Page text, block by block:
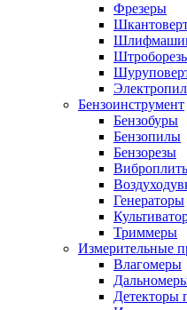
Фрезеры
Бензоинструмент
Бензобуры
Бензопилы
Бензорезы
Генераторы
Триммеры
Измерительные
Влагомеры
Детекторы